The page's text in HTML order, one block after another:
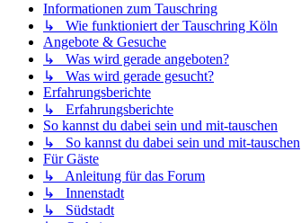
Informationen zum Tauschring
↳ Wie funktioniert der Tauschring Köln
Angebote & Gesuche
↳ Was wird gerade angeboten?
↳ Was wird gerade gesucht?
Erfahrungsberichte
↳ Erfahrungsberichte
So kannst du dabei sein und mit-tauschen
↳ So kannst du dabei sein und mit-tauschen
Für Gäste
↳ Anleitung für das Forum
↳ Innenstadt
↳ Südstadt